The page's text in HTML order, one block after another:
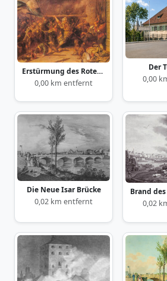
Erstürmung des Roten Turms
0,00 km entfernt
Der
0,00
Die Neue Isar Brücke
0,02 km entfernt
0,02